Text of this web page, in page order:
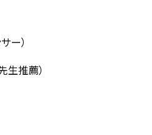
COLLECTION Co.,Ltd.
ー）